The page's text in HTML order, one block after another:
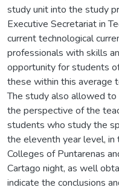
study unit into the study
Executive Secretariat in
current technological
professionals with skills
opportunity for students
these within this average
The study also allowed
the perspective of the
students who study the
the eleventh year level, in
Colleges of Puntarenas
Cartago night, as well
indicate the conclusions